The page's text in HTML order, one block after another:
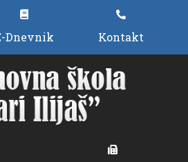
Dnevnik Kontakt